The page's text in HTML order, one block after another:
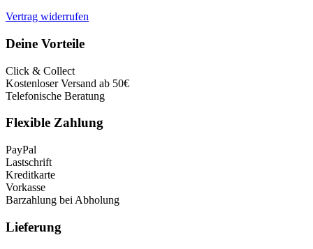
Vertrag widerrufen
Deine Vorteile
Click & Collect
Kostenloser Versand ab 50€
Telefonische Beratung
Flexible Zahlung
PayPal
Lastschrift
Kreditkarte
Vorkasse
Barzahlung bei Abholung
Lieferung